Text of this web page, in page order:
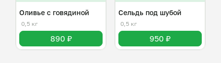
Оливье с говядиной
0,5 кг
890 ₽
Сельдь под шубой
0,5 кг
950 ₽